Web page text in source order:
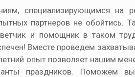
специализирующимся на
партнеров не обойтись.
и помощник в таком
Вместе проведем
опыт позволяет нашим
праздников. Поможем